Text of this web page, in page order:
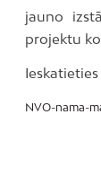
jauno
projektu
Ieskatieties
NVO-nama-